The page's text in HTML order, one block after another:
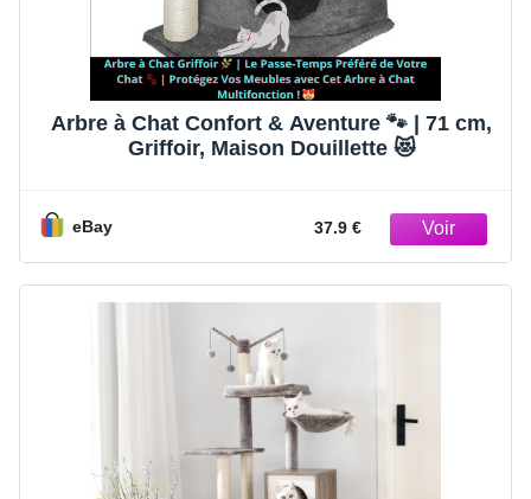
Arbre à Chat Confort & Aventure 🐾 | 71 cm,
Griffoir, Maison Douillette 😻
eBay 37.9 €